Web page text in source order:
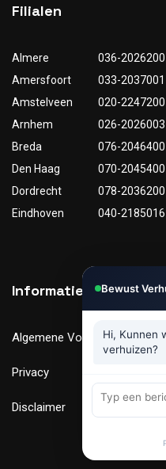
Filialen
Almere
036-2026200
Amersfoort
033-2037001
Amstelveen
020-2247200
Arnhem
026-2026003
Breda
076-2046400
Den Haag
070-2045400
Dordrecht
078-2036200
Eindhoven
040-2185016
Informatie
Algemene Voorwaarden
Privacy
Disclaimer
Bewust
Hi, Kunnen
verhuizen?